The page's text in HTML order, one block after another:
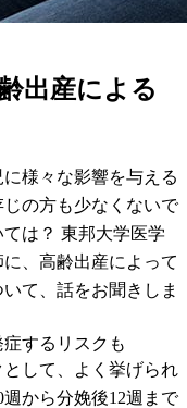
出産による
様々な影響を与える
の方も少なくないで
は？ 東邦大学医学
、高齢出産によって
て、話をお聞きしま
するリスクも
して、よく挙げられ
から分娩後12週まで